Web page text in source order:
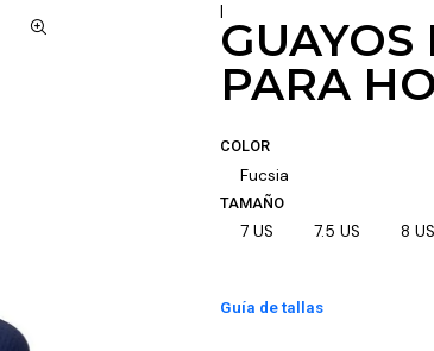
|
PARA
COLOR
Fucsia
TAMAÑO
7 US 7.5 US 8 US
Guía de tallas